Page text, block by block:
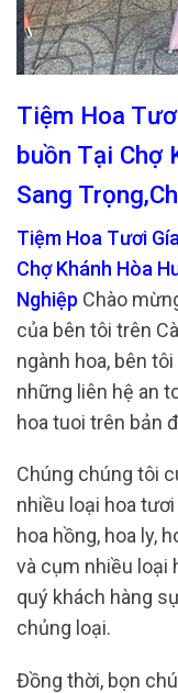
Tiệm Hoa
buồn Tại Chợ
Sang
Tiệm Hoa Tươi
Chợ Khánh Hòa
Nghiệp Chào
của bên tôi trên
ngành hoa, bên
những liên hệ an
hoa tuoi trên bản
Chúng chúng tôi
nhiều loại hoa
hoa hồng, hoa ly,
và cụm nhiều loại
quý khách hàng
chủng loại.
Đồng thời, bọn